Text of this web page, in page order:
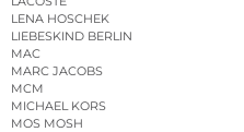
LENA HOSCHEK
LIEBESKIND BERLIN
MAC
MARC JACOBS
MCM
MICHAEL KORS
MOS MOSH